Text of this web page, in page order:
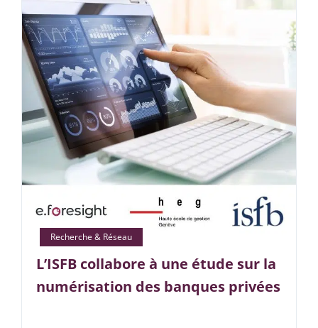
L’ISFB collabore à une étude sur la
numérisation des banques privées